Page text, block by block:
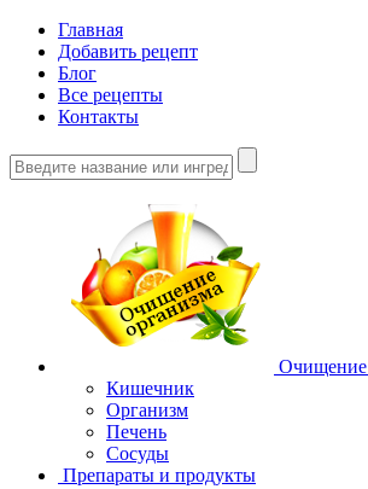
Главная
Добавить рецепт
Блог
Все рецепты
Контакты
Очищение
Кишечник
Организм
Печень
Сосуды
Препараты и продукты